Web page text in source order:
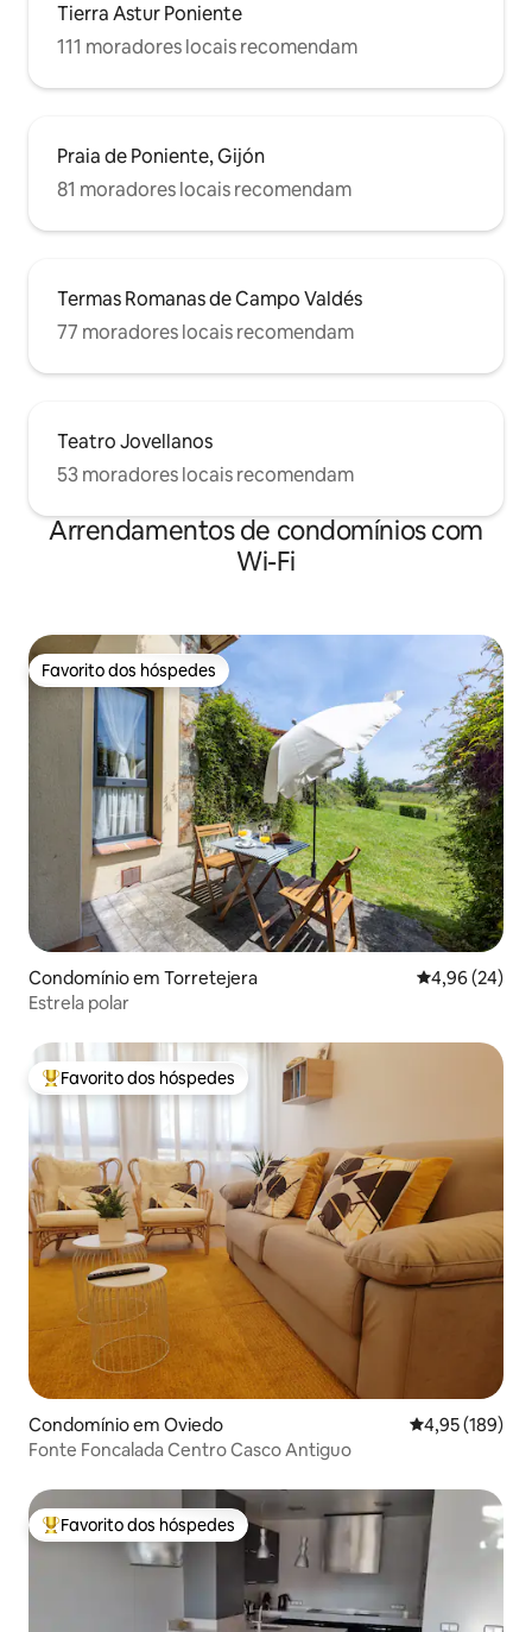
Tierra Astur Poniente
111 moradores locais recomendam
Praia de Poniente, Gijón
81 moradores locais recomendam
Termas Romanas de Campo Valdés
77 moradores locais recomendam
Teatro Jovellanos
53 moradores locais recomendam
Arrendamentos de condomínios com
Wi-Fi
Favorito dos hóspedes
Favorito dos hóspedes
Condomínio em Torretejera Classificação
4,96 (24)
Estrela polar
Favoritos dos hóspedes mais apreciados
Favorito dos hóspedes
Condomínio em Oviedo Classificação
4,95 (189)
Fonte Foncalada Centro Casco Antiguo
Favoritos dos hóspedes mais apreciados
Favorito dos hóspedes